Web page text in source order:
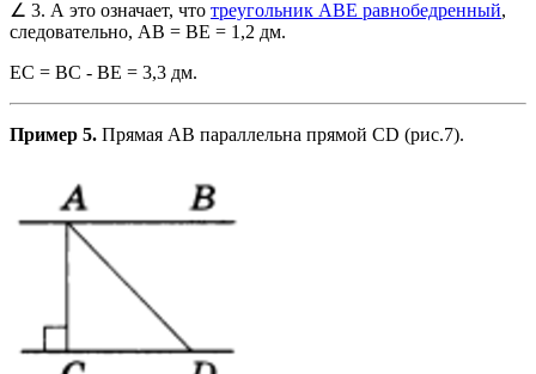
∠ 3. А это означает, что треугольник ABE равнобедренный,
следовательно, АВ = ВЕ = 1,2 дм.
ЕС = ВС - BE = 3,3 дм.
Пример 5. Прямая АВ параллельна прямой CD (рис.7).